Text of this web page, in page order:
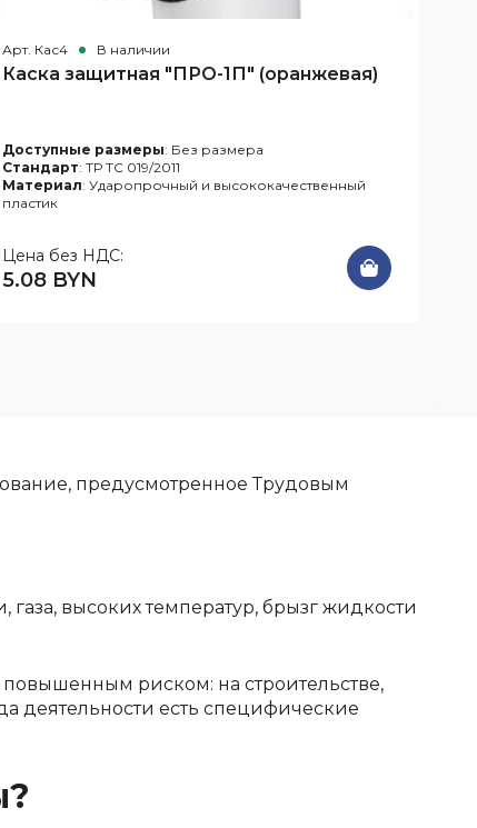
Арт. Кас4 В наличии
Каска защитная "ПРО-1П" (оранжевая)
Доступные размеры: Без размера
Стандарт: ТР ТС 019/2011
Материал: Ударопрочный и высококачественный
пластик
Цена без НДС:
5.08 BYN
предусмотренное Трудовым
высоких температур, брызг жидкости
риском: на строительстве,
деятельности есть специфические